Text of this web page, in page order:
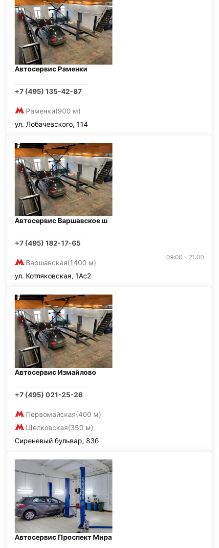
Автосервис Раменки
+7 (495) 135-42-87
Раменки(900 м)
ул. Лобачевского, 114
Автосервис Варшавское ш
+7 (495) 182-17-65
Варшавская(1400 м)
09:00 - 21:00
ул. Котляковская, 1Ас2
Автосервис Измайлово
+7 (495) 021-25-26
Первомайская(400 м)
Щелковская(350 м)
Сиреневый бульвар, 83б
Автосервис Проспект Мира